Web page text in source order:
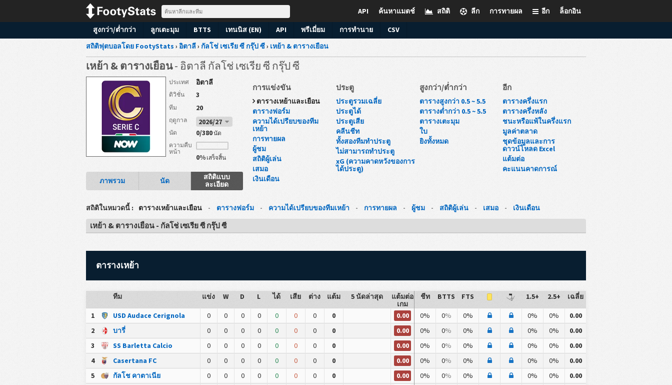
ล็อกอิน
อีก
การทายผล
ลีก
สถิติ
ค้นหาแมตช์
API
สูงกว่า/ต่ำกว่า ลูกเตะมุม BTTS เทนนิส (EN) API พรีเมี่ยม การทำนาย
CSV
สถิติฟุตบอลโดย FootyStats › อิตาลี› กัลโช่ เซเรีย ซี กรุ๊ป ซี› เหย้า & ตารางเยือน
เหย้า & ตารางเยือน- อิตาลี กัลโช่ เซเรีย ซี กรุ๊ป ซี
ประเทศ อิตาลี
ดิวิชั่น 3
ทีม 20
ฤดูกาล 2026/27
นัด 0/380นัด
ความคืบ
หน้า
0%เสร็จสิ้น
ภาพรวม นัด
สถิติแบบ
ละเอียด
การแข่งขัน
ตารางเหย้าและเยือน
ตารางฟอร์ม
ความได้เปรียบของทีม
เหย้า
การทายผล
ผู้ชม
สถิติผู้เล่น
เสมอ
เงินเดือน
ประตู
ประตูรวมเฉลี่ย
ประตูได้
ประตูเสีย
คลีนชีท
ทั้งสองทีมทำประตู
ไม่สามารถทำประตู
xG (ความคาดหวังของการ
ได้ประตู)
สูงกว่า/ต่ำกว่า
ตารางสูงกว่า 0.5 ~ 5.5
ตารางต่ำกว่า 0.5 ~ 5.5
ตารางเตะมุม
ใบ
ยิงทั้งหมด
อีก
ตารางครึ่งแรก
ตารางครึ่งหลัง
ชนะหรือแพ้ในครึ่งแรก
มูลค่าตลาด
ชุดข้อมูลและการ
ดาวน์โหลด Excel
แต้มต่อ
คะแนนคาดการณ์
สถิติในหมวดนี้ : ตารางเหย้าและเยือน - ตารางฟอร์ม - ความได้เปรียบของทีมเหย้า - การทายผล - ผู้ชม - สถิติผู้เล่น - เสมอ - เงินเดือน
เหย้า & ตารางเยือน - กัลโช่ เซเรีย ซี กรุ๊ป ซี
ตารางเหย้า
ทีม แข่ง W D L ได้ เสีย ต่าง แต้ม 5 นัดล่าสุด
แต้มต่อ
เกม
ชีท BTTS FTS 1.5+ 2.5+ เฉลี่ย
1 USD Audace Cerignola 0 0 0 0 0 0 0 0 0.00 0% 0% 0% 0% 0%
0.00
2
บารี่ 0 0 0 0 0 0 0 0 0.00 0% 0% 0% 0% 0%
0.00
3
SS Barletta Calcio 0 0 0 0 0 0 0 0 0.00 0% 0% 0% 0% 0%
0.00
4
Casertana FC 0 0 0 0 0 0 0 0 0.00 0% 0% 0% 0% 0%
0.00
5
กัลโช คาตาเนีย 0 0 0 0 0 0 0 0 0.00 0% 0% 0% 0% 0%
0.00